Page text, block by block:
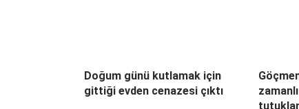
Doğum günü kutlamak için
gittiği evden cenazesi çıktı